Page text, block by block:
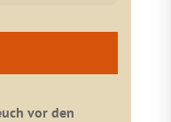
vor den